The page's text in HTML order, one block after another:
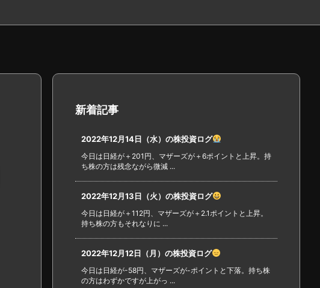
新着記事
2022年12月14日（水）の株投資ログ
今日は日経が＋201円、マザーズが＋6ポイントと上昇。持
ち株の方は残念ながら微減 ...
2022年12月13日（火）の株投資ログ
今日は日経が＋112円、マザーズが＋2.1ポイントと上昇。
持ち株の方もそれなりに ...
2022年12月12日（月）の株投資ログ
今日は日経が-58円、マザーズが-ポイントと下落。持ち株
の方はわずかですが上がっ ...